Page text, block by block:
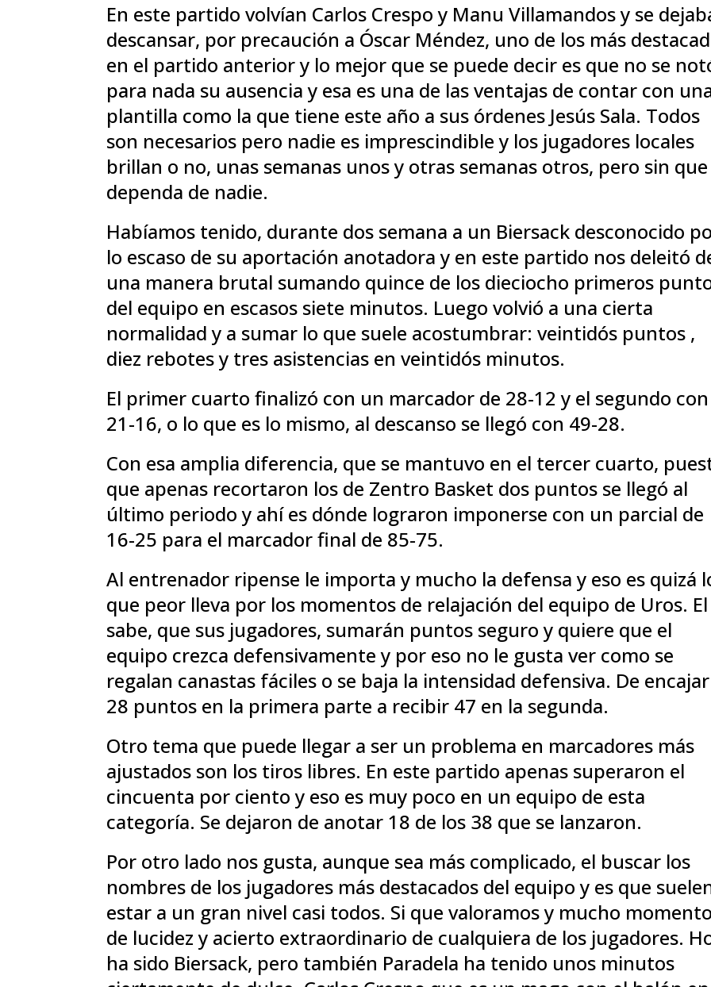
En este partido volvían Carlos Crespo y Manu Villamandos y se
descansar, por precaución a Óscar Méndez, uno de los más
en el partido anterior y lo mejor que se puede decir es que no se
para nada su ausencia y esa es una de las ventajas de contar con
plantilla como la que tiene este año a sus órdenes Jesús Sala. Todos
son necesarios pero nadie es imprescindible y los jugadores locales
brillan o no, unas semanas unos y otras semanas otros, pero sin que
dependa de nadie.
Habíamos tenido, durante dos semana a un Biersack desconocido
lo escaso de su aportación anotadora y en este partido nos deleitó
una manera brutal sumando quince de los dieciocho primeros
del equipo en escasos siete minutos. Luego volvió a una cierta
normalidad y a sumar lo que suele acostumbrar: veintidós puntos ,
diez rebotes y tres asistencias en veintidós minutos.
El primer cuarto finalizó con un marcador de 28-12 y el segundo con
21-16, o lo que es lo mismo, al descanso se llegó con 49-28.
Con esa amplia diferencia, que se mantuvo en el tercer cuarto,
que apenas recortaron los de Zentro Basket dos puntos se llegó al
último periodo y ahí es dónde lograron imponerse con un parcial de
16-25 para el marcador final de 85-75.
Al entrenador ripense le importa y mucho la defensa y eso es quizá
que peor lleva por los momentos de relajación del equipo de Uros. El
sabe, que sus jugadores, sumarán puntos seguro y quiere que el
equipo crezca defensivamente y por eso no le gusta ver como se
regalan canastas fáciles o se baja la intensidad defensiva. De encajar
28 puntos en la primera parte a recibir 47 en la segunda.
Otro tema que puede llegar a ser un problema en marcadores más
ajustados son los tiros libres. En este partido apenas superaron el
cincuenta por ciento y eso es muy poco en un equipo de esta
categoría. Se dejaron de anotar 18 de los 38 que se lanzaron.
Por otro lado nos gusta, aunque sea más complicado, el buscar los
nombres de los jugadores más destacados del equipo y es que
estar a un gran nivel casi todos. Si que valoramos y mucho
de lucidez y acierto extraordinario de cualquiera de los jugadores.
ha sido Biersack, pero también Paradela ha tenido unos minutos